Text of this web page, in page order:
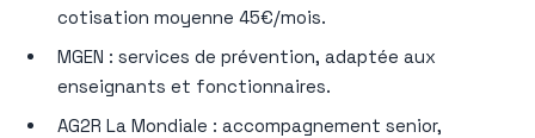
cotisation moyenne 45€/mois.
MGEN : services de prévention, adaptée aux
enseignants et fonctionnaires.
AG2R La Mondiale : accompagnement senior,